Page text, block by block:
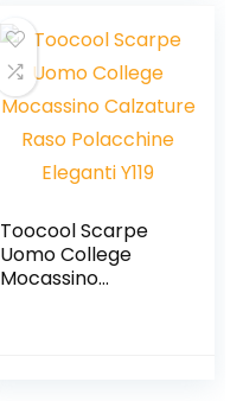
Toocool Scarpe
Uomo College
Mocassino